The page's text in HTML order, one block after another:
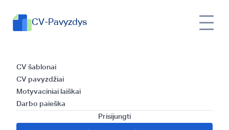
CV-Pavyzdys
CV šablonai
CV pavyzdžiai
Motyvaciniai laiškai
Darbo paieška
Prisijungti
Populiariausi įgūdžiai
reikalingi CV, arba ką
įtraukti norint padaryti